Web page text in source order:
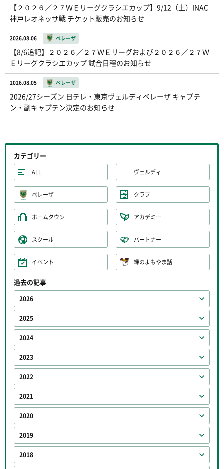
【２０２６／２７ＷＥリーグクラシエカップ】9/12（土）INAC
神戸レオネッサ戦 チケット販売のお知らせ
2026.08.06 ベレーザ
【8/6追記】２０２６／２７ＷＥリーグおよび２０２６／２７Ｗ
Ｅリーグクラシエカップ 試合日程のお知らせ
2026.08.05 ベレーザ
2026/27シーズン 日テレ・東京ヴェルディベレーザ キャプテ
ン・副キャプテン決定のお知らせ
カテゴリー
ALL ヴェルディ
ベレーザ クラブ
ホームタウン アカデミー
スクール パートナー
イベント 緑のよもやま話
過去の記事
2026
2025
2024
2023
2022
2021
2020
2019
2018